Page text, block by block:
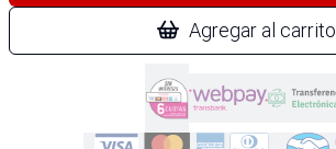
Agregar al carrito